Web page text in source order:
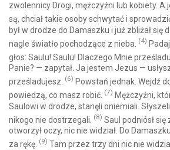
zwolennicy Drogi, mężczyźni lub kobiety. A
są, chciał takie osoby schwytać i
był w drodze do Damaszku i już zbliżał się
nagle światło pochodzące z nieba. (4)
głos: Saulu! Saulu! Dlaczego Mnie
Panie? — zapytał. Ja jestem Jezus —
prześladujesz. (6) Powstań jednak. Wejdź
powiedzą, co masz robić. (7) Mężczyźni,
Saulowi w drodze, stanęli oniemiali.
nikogo nie dostrzegali. (8) Saul podniósł
otworzył oczy, nic nie widział. Do
za rękę. (9) Tam przez trzy dni nic nie